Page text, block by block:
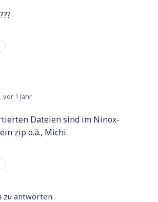
vor 1 Jahr
Dateien sind im Ninox-
zip o.ä., Michi.
zu antworten